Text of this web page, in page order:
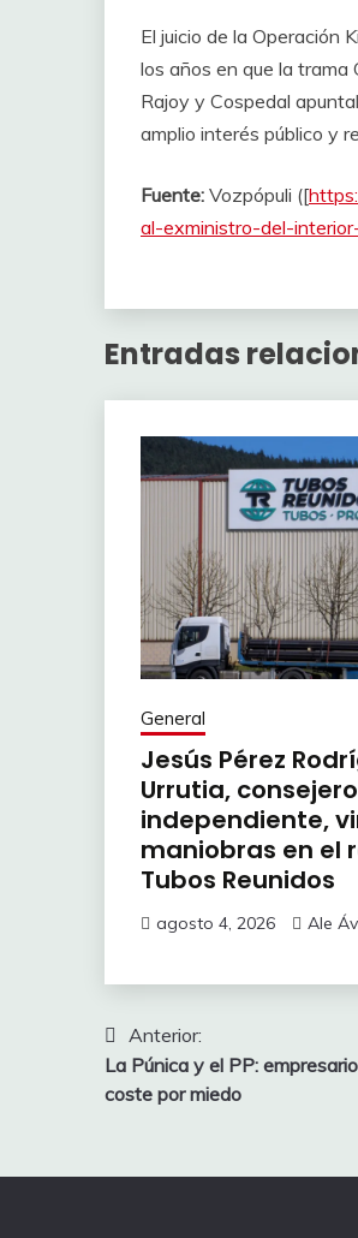
El juicio de la Operación
los años en que la trama
Rajoy y Cospedal
amplio interés público y
Fuente: Vozpópuli ([
al-exministro-del-
Entradas
General
Jesús Pérez
Urrutia, consejero
independiente,
maniobras en el
Tubos Reunidos
agosto 4, 2026 Ale
Navegación
de
Anterior:
La Púnica y el PP:
coste por miedo